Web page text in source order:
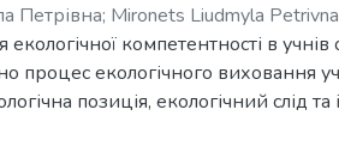
віку засобами авторської
віку. Обґрунтовано роль і
віку. Визначено
Петрівна; Mironets Liudmyla Petrivna
компетентності в учнів
процес екологічного виховання
позиція, екологічний слід та
поширені форми позакласної